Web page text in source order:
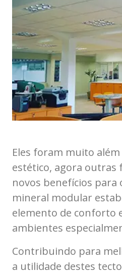
Eles foram muito
estético, agora outras
novos benefícios para
mineral modular
elemento de conforto
ambientes
Contribuindo para
a utilidade destes